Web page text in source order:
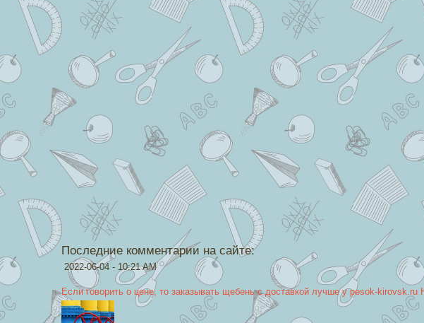
Последние комментарии на сайте:
2022-06-04 - 10:21 AM
Если говорить о цене, то заказывать щебень с доставкой лучше у pesok-